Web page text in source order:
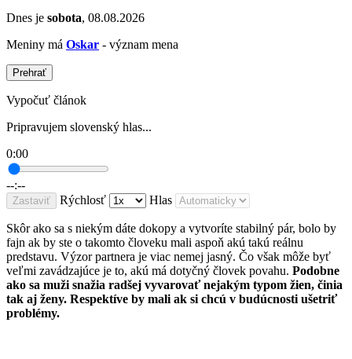
Dnes je sobota, 08.08.2026
Meniny má Oskar - význam mena
Prehrať
Vypočuť článok
Pripravujem slovenský hlas...
0:00
--:--
Zastaviť Rýchlosť Hlas
Skôr ako sa s niekým dáte dokopy a vytvoríte stabilný pár, bolo by
fajn ak by ste o takomto človeku mali aspoň akú takú reálnu
predstavu. Výzor partnera je viac nemej jasný. Čo však môže byť
veľmi zavádzajúce je to, akú má dotyčný človek povahu. Podobne
ako sa muži snažia radšej vyvarovať nejakým typom žien, činia
tak aj ženy. Respektíve by mali ak si chcú v budúcnosti ušetriť
problémy.